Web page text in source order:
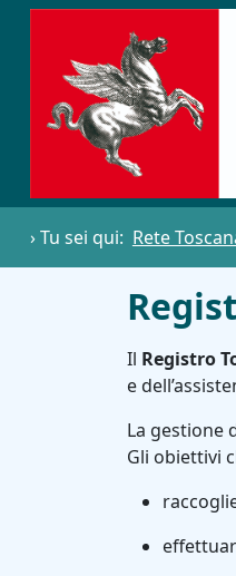
› Tu sei qui: Rete
Il Registro
e
La gestione
Gli obiettivi